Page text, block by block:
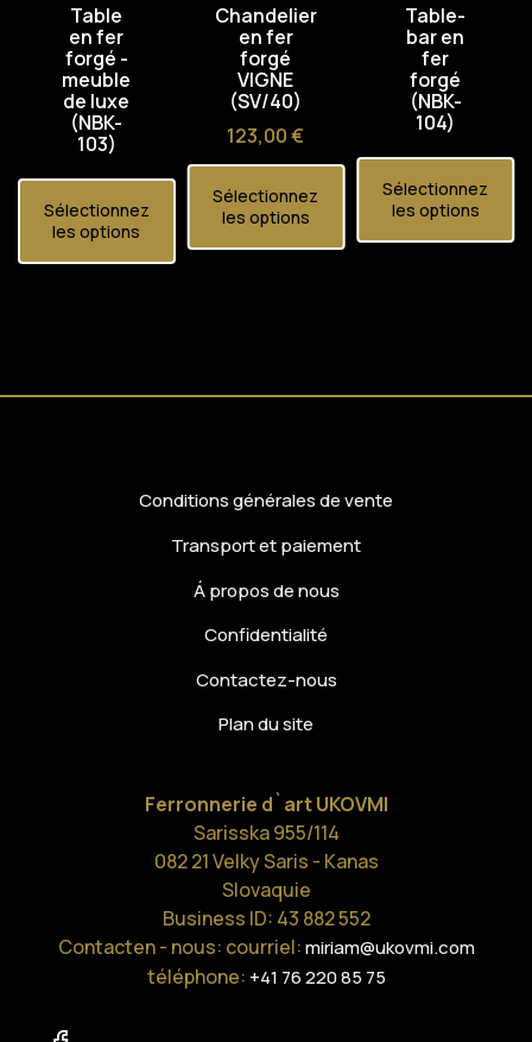
Table
en fer
forgé -
meuble
de luxe
(NBK-
103)
Sélectionnez
les options
Chandelier
en fer
forgé
VIGNE
(SV/40)
Prix
123,00 €
Sélectionnez
les options
Table-
bar en
fer
forgé
(NBK-
104)
Sélectionnez
les options
Conditions générales de vente
Transport et paiement
Á propos de nous
Confidentialité
Contactez-nous
Plan du site
Ferronnerie d`art UKOVMI
Sarisska 955/114
082 21 Velky Saris - Kanas
Slovaquie
Business ID: 43 882 552
Contacten - nous: courriel:miriam@ukovmi.com
téléphone: +41 76 220 85 75